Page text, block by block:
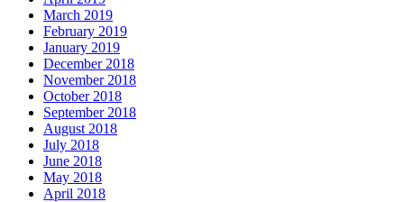
March 2019
February 2019
January 2019
December 2018
November 2018
October 2018
September 2018
August 2018
July 2018
June 2018
May 2018
April 2018